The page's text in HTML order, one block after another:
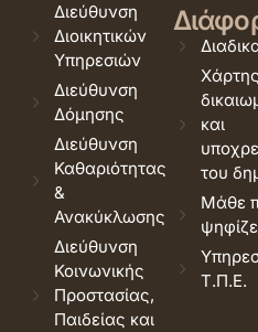
Διεύθυνση
Διοικητικών
Υπηρεσιών
Διεύθυνση
Δόμησης
Διεύθυνση
Καθαριότητας
&
Ανακύκλωσης
Διεύθυνση
Κοινωνικής
Προστασίας,
Παιδείας και
Χάρτης
και
του
Μάθε
Τ.Π.Ε.